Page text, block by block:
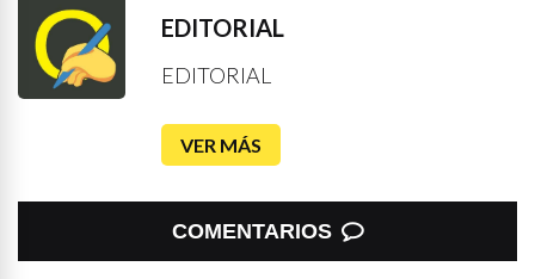
EDITORIAL
EDITORIAL
VER MÁS
COMENTARIOS